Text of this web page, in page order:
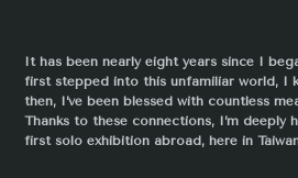
It has been nearly eight years since I
first stepped into this unfamiliar world, I
then, I’ve been blessed with countless
Thanks to these connections, I’m deeply
first solo exhibition abroad, here in